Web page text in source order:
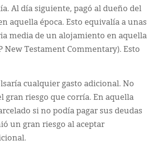
Al día siguiente, pagó al dueño del
aquella época. Esto equivalía a unas
media de un alojamiento en aquella
New Testament Commentary). Esto
cualquier gasto adicional. No
gran riesgo que corría. En aquella
si no podía pagar sus deudas
un gran riesgo al aceptar